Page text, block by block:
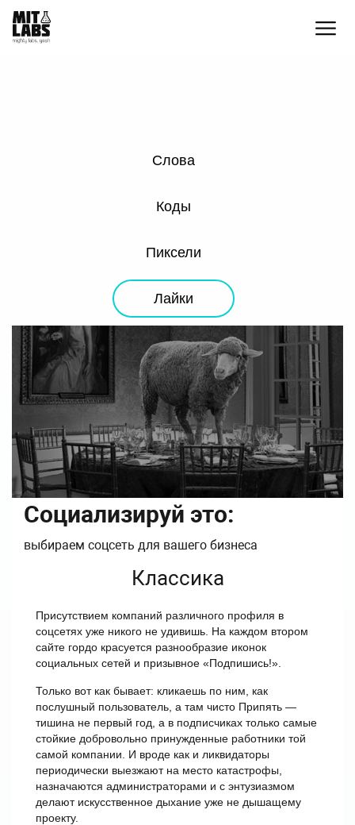
Слова
Коды
Пиксели
Лайки
Социализируй это:
выбираем соцсеть для вашего бизнеса
Классика
Присутствием компаний различного профиля в
соцсетях уже никого не удивишь. На каждом втором
сайте гордо красуется разнообразие иконок
социальных сетей и призывное «Подпишись!».
Только вот как бывает: кликаешь по ним, как
послушный пользователь, а там чисто Припять —
тишина не первый год, а в подписчиках только самые
стойкие добровольно принужденные работники той
самой компании. И вроде как и ликвидаторы
периодически выезжают на место катастрофы,
назначаются администраторами и с энтузиазмом
делают искусственное дыхание уже не дышащему
проекту.